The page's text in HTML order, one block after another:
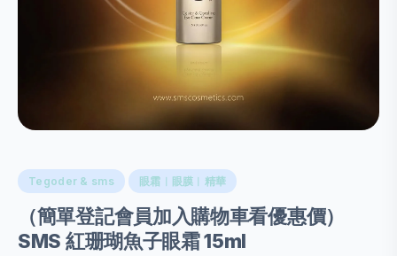
Tegoder & sms 眼霜︱眼膜︱精華
（簡單登記會員加入購物車看優惠價）
SMS 紅珊瑚魚子眼霜 15ml